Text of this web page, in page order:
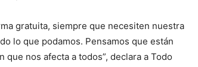
gratuita, siempre que necesiten nuestra
lo que podamos. Pensamos que están
nos afecta a todos”, declara a Todo